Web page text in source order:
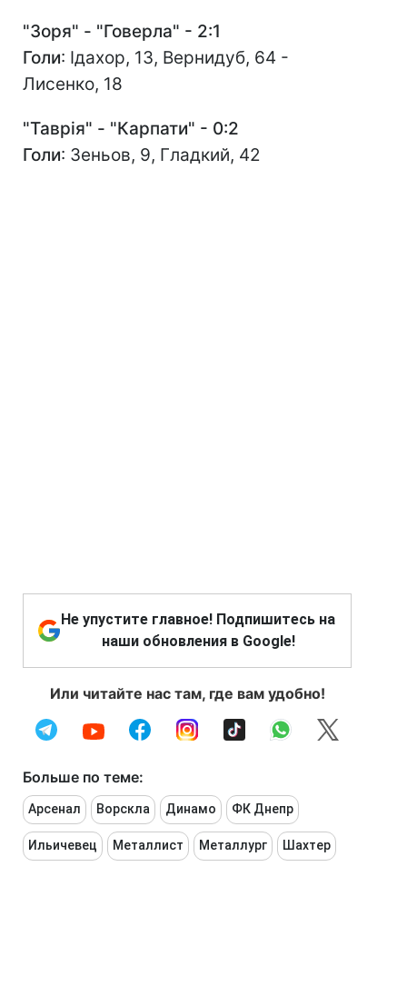
"Зоря" - "Говерла" - 2:1
Голи: Ідахор, 13, Вернидуб, 64 -
Лисенко, 18
"Таврія" - "Карпати" - 0:2
Голи: Зеньов, 9, Гладкий, 42
Не упустите главное! Подпишитесь на
наши обновления в Google!
Или читайте нас там, где вам удобно!
Больше по теме:
Арсенал Ворскла Динамо ФК Днепр
Ильичевец Металлист Металлург Шахтер